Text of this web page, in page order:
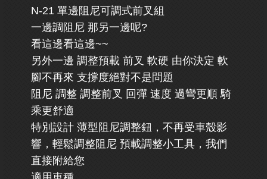
N-21 單邊阻尼可調式前叉組
一邊調阻尼 那另一邊呢?
看這邊看這邊~~
另外一邊 調整預載 前叉 軟硬 由你決定 軟
腳不再來 支撐度絕對不是問題
阻尼 調整 調整前叉 回彈 速度 過彎更順 騎
乘更舒適
特別設計 薄型阻尼調整鈕，不再受車殼影
響，輕鬆調整阻尼 預載調整小工具，我們
直接附給您